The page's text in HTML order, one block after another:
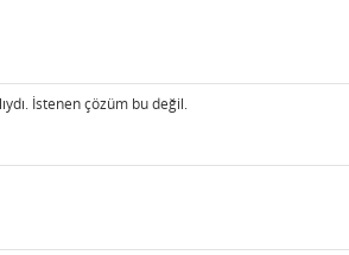
İstenen çözüm bu değil.